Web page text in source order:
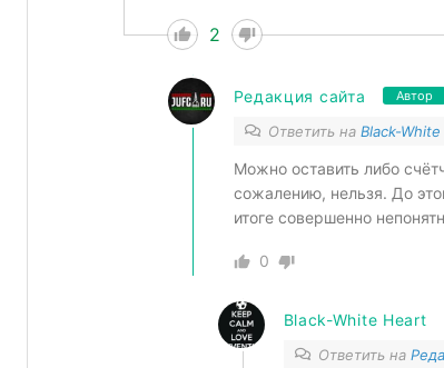
2
Редакция сайта Автор
Ответить на Black-
Можно оставить либо
сожалению, нельзя. До
итоге совершенно
0
Black-White Heart
Ответить на